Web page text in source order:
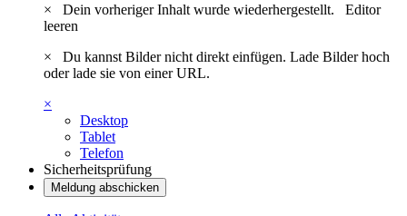
×
Dein vorheriger Inhalt wurde wiederhergestellt. Editor
leeren
×
Du kannst Bilder nicht direkt einfügen. Lade Bilder hoch
oder lade sie von einer URL.
×
Desktop
Tablet
Telefon
Sicherheitsprüfung
Meldung abschicken